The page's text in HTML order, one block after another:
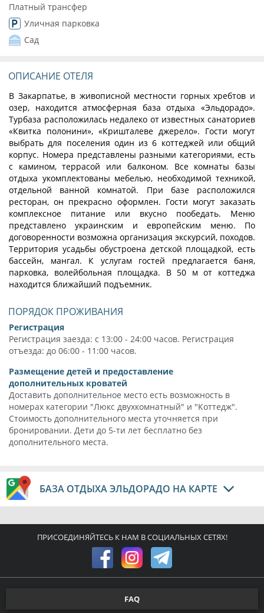
Платный трансфер
Уличная парковка
Сад
ОПИСАНИЕ ОТЕЛЯ
В Закарпатье, в живописной местности горных хребтов и
озер, находится атмосферная база отдыха «Эльдорадо».
Турбаза расположилась недалеко от известных санаториев
«Квитка полонини», «Кришталеве джерело». Гости могут
выбрать для поселения один из 6 коттеджей или общий
корпус. Номера представлены разными категориями, есть
с камином, террасой или балконом. Все комнаты базы
отдыха укомплектованы мебелью, необходимой техникой,
отдельной ванной комнатой. При базе расположился
ресторан, он прекрасно оформлен. Гости могут заказать
комплексное питание или вкусно пообедать. Меню
представлено украинским и европейским меню. По
договоренности возможна организация экскурсий, походов.
Территория усадьбы обустроена детской площадкой, есть
бассейн, мангал. К услугам гостей предлагается баня,
парковка, волейбольная площадка. В 50 м от коттеджа
находится ближайший подъемник.
ПОРЯДОК ПРОЖИВАНИЯ
Регистрация
Регистрация заезда: с 13:00 - 24:00 часов. Регистрация
отъезда: до 06:00 - 11:00 часов.
Размещение детей и предоставление
дополнительных кроватей
Доставить дополнительное место есть возможность в
номерах категории "Люкс двухкомнатный" и "Коттедж".
Стоимость дополнительного места уточняется при
бронировании. Дети до 5-ти лет бесплатно без
дополнительного места.
БАЗА ОТДЫХА ЭЛЬДОРАДО НА КАРТЕ
ПРИСОЕДИНЯЙТЕСЬ К НАМ В СОЦИАЛЬНЫХ СЕТЯХ!
FAQ